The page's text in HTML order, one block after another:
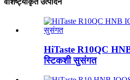
HiTaste R10QC
स्टिकशी सुसंगत